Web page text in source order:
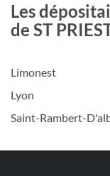
BG
ENERGIE
SAINT
SAINT
ETIENNE
Les
de ST
Limonest
Lyon
Saint-Rambert-